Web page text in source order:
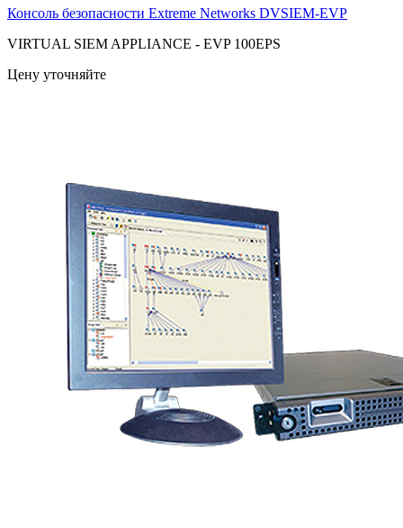
Консоль безопасности Extreme Networks DVSIEM-EVP
VIRTUAL SIEM APPLIANCE - EVP 100EPS
Цену уточняйте